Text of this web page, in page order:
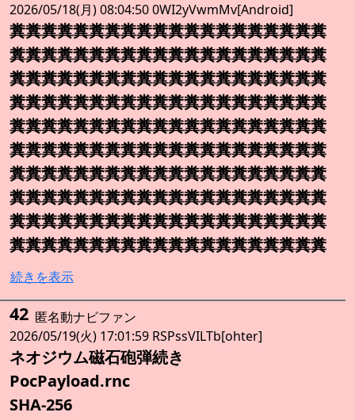
2026/05/18(月) 08:04:50 0WI2yVwmMv[Android]
糞糞糞糞糞糞糞糞糞糞糞糞糞糞糞糞糞糞糞糞
糞糞糞糞糞糞糞糞糞糞糞糞糞糞糞糞糞糞糞糞
糞糞糞糞糞糞糞糞糞糞糞糞糞糞糞糞糞糞糞糞
糞糞糞糞糞糞糞糞糞糞糞糞糞糞糞糞糞糞糞糞
糞糞糞糞糞糞糞糞糞糞糞糞糞糞糞糞糞糞糞糞
糞糞糞糞糞糞糞糞糞糞糞糞糞糞糞糞糞糞糞糞
糞糞糞糞糞糞糞糞糞糞糞糞糞糞糞糞糞糞糞糞
糞糞糞糞糞糞糞糞糞糞糞糞糞糞糞糞糞糞糞糞
糞糞糞糞糞糞糞糞糞糞糞糞糞糞糞糞糞糞糞糞
糞糞糞糞糞糞糞糞糞糞糞糞糞糞糞糞糞糞糞糞
続きを表示
42 匿名動ナビファン
2026/05/19(火) 17:01:59 RSPssVILTb[ohter]
ネオジウム磁石砲弾続き
PocPayload.rnc
SHA-256